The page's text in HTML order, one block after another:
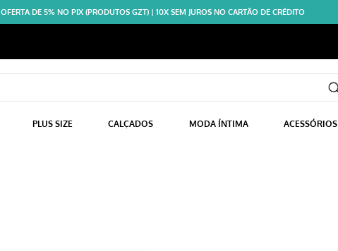
OFERTA DE 5% NO PIX (PRODUTOS GZT) | 10X SEM JUROS NO CARTÃO DE CRÉDITO
PLUS SIZE CALÇADOS MODA ÍNTIMA ACESSÓRIOS